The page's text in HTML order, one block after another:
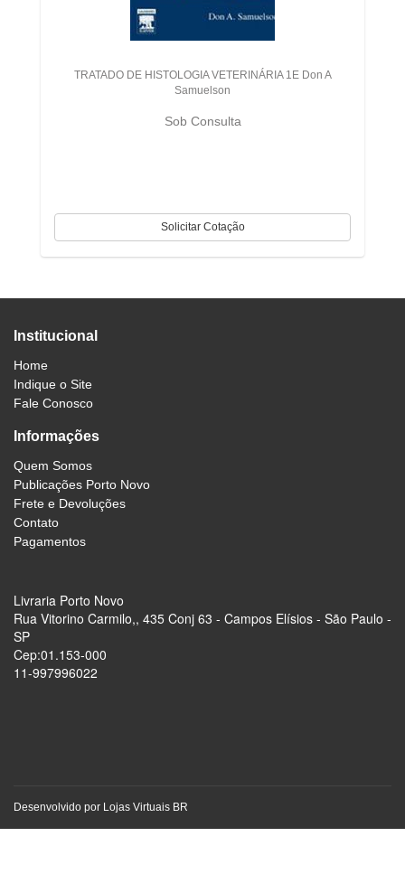
TRATADO DE HISTOLOGIA VETERINÁRIA 1E Don A
Samuelson
Sob Consulta
Institucional
Home
Indique o Site
Fale Conosco
Informações
Quem Somos
Publicações Porto Novo
Frete e Devoluções
Contato
Pagamentos
Livraria Porto Novo
Rua Vitorino Carmilo,, 435 Conj 63 - Campos Elísios - São Paulo -
SP
Cep:01.153-000
11-997996022
Desenvolvido por Lojas Virtuais BR